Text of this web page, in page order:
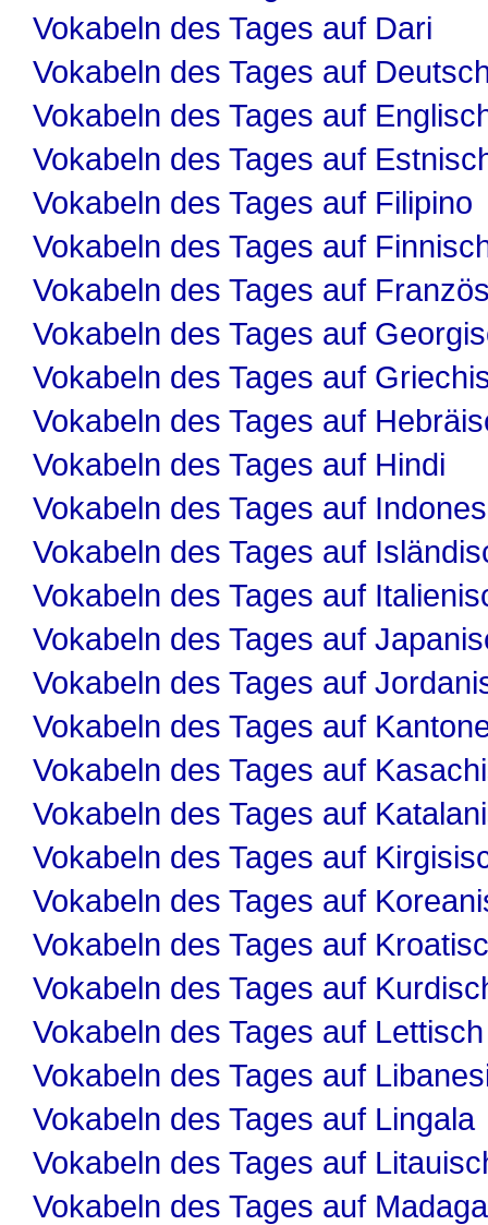
Vokabeln des Tages auf Dari
Vokabeln des Tages auf
Vokabeln des Tages auf
Vokabeln des Tages auf
Vokabeln des Tages auf Filipino
Vokabeln des Tages auf
Vokabeln des Tages auf
Vokabeln des Tages auf
Vokabeln des Tages auf
Vokabeln des Tages auf
Vokabeln des Tages auf Hindi
Vokabeln des Tages auf
Vokabeln des Tages auf
Vokabeln des Tages auf
Vokabeln des Tages auf
Vokabeln des Tages auf
Vokabeln des Tages auf
Vokabeln des Tages auf
Vokabeln des Tages auf
Vokabeln des Tages auf
Vokabeln des Tages auf
Vokabeln des Tages auf
Vokabeln des Tages auf
Vokabeln des Tages auf Lettisch
Vokabeln des Tages auf
Vokabeln des Tages auf Lingala
Vokabeln des Tages auf
Vokabeln des Tages auf